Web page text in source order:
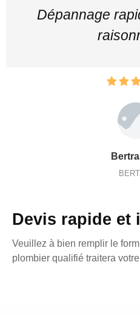
Dépannage
Devis rapide et
Veuillez à bien remplir le
plombier qualifié traitera